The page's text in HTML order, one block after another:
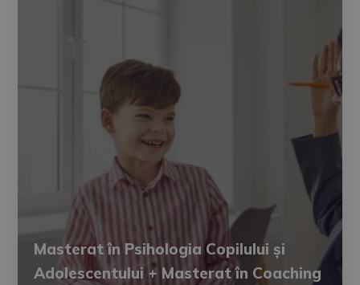
Masterat în Psihologia Copilului și
Adolescentului + Masterat în Coaching